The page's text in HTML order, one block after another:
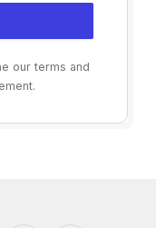
our terms and